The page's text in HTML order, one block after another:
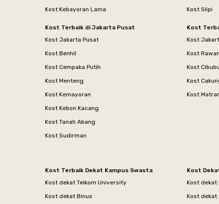
Kost Kebayoran Lama
Kost Terbaik di Jakarta Pusat
Kost Jakarta Pusat
Kost Benhil
Kost Cempaka Putih
Kost Menteng
Kost Kemayoran
Kost Kebon Kacang
Kost Tanah Abang
Kost Sudirman
Kost Slipi
Kost
Kost
Kost
Kost
Kost
Kost
Kost Terbaik Dekat Kampus Swasta
Kost dekat Telkom University
Kost dekat Binus
Kost
Kost dekat
Kost dekat